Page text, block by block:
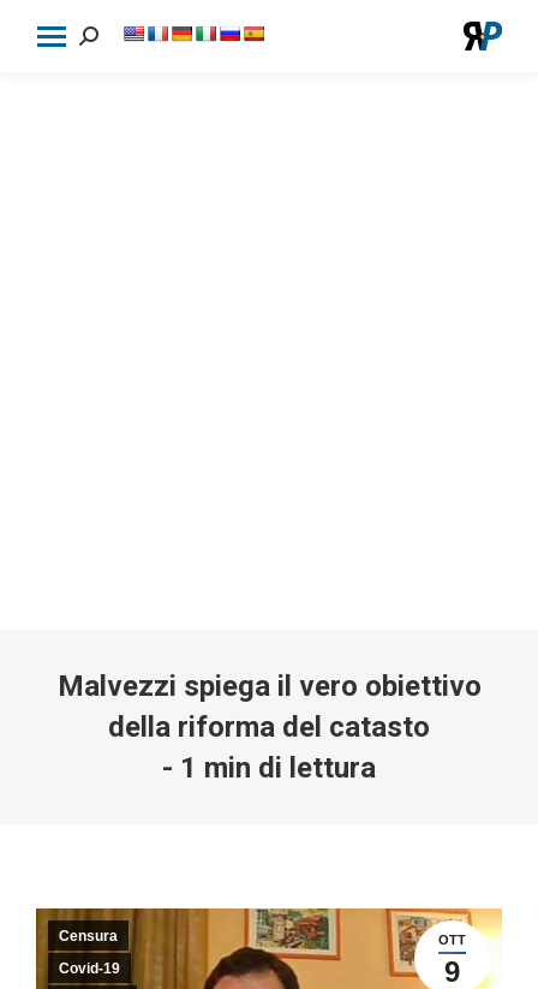
Cerca:
Malvezzi spiega il vero obiettivo
della riforma del catasto
- 1 min di lettura
OTT
9
Censura
Covid-19